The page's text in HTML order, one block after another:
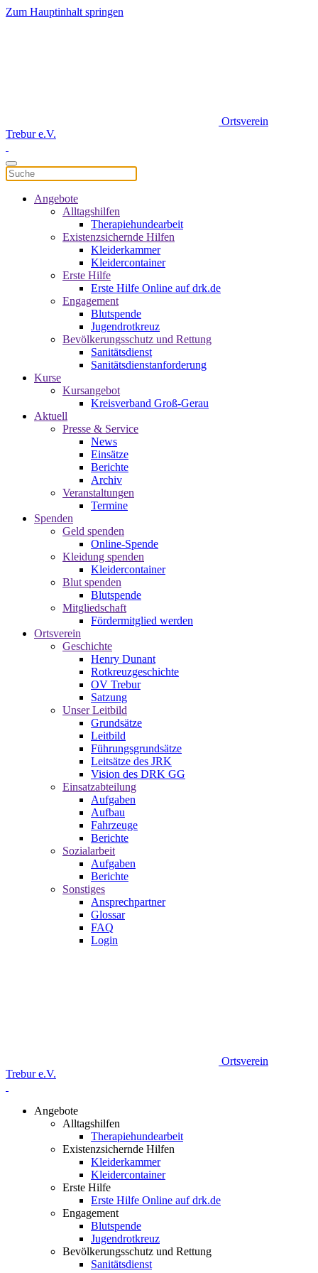
Zum Hauptinhalt springen
Ortsverein
Trebur e.V.
Angebote
Alltagshilfen
Therapiehundearbeit
Existenzsichernde Hilfen
Kleiderkammer
Kleidercontainer
Erste Hilfe
Erste Hilfe Online auf drk.de
Engagement
Blutspende
Jugendrotkreuz
Bevölkerungsschutz und Rettung
Sanitätsdienst
Sanitätsdienstanforderung
Kurse
Kursangebot
Kreisverband Groß-Gerau
Aktuell
Presse & Service
News
Einsätze
Berichte
Archiv
Veranstaltungen
Termine
Spenden
Geld spenden
Online-Spende
Kleidung spenden
Kleidercontainer
Blut spenden
Blutspende
Mitgliedschaft
Fördermitglied werden
Ortsverein
Geschichte
Henry Dunant
Rotkreuzgeschichte
OV Trebur
Satzung
Unser Leitbild
Grundsätze
Leitbild
Führungsgrundsätze
Leitsätze des JRK
Vision des DRK GG
Einsatzabteilung
Aufgaben
Aufbau
Fahrzeuge
Berichte
Sozialarbeit
Aufgaben
Berichte
Sonstiges
Ansprechpartner
Glossar
FAQ
Login
Ortsverein
Trebur e.V.
Angebote
Alltagshilfen
Therapiehundearbeit
Existenzsichernde Hilfen
Kleiderkammer
Kleidercontainer
Erste Hilfe
Erste Hilfe Online auf drk.de
Engagement
Blutspende
Jugendrotkreuz
Bevölkerungsschutz und Rettung
Sanitätsdienst